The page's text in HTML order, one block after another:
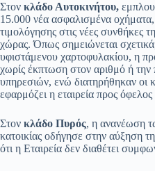
Στον κλάδο Αυτοκινήτου,
15.000 νέα ασφαλισμένα
τιμολόγησης στις νέες συνθήκες
χώρας. Όπως σημειώνεται
υφιστάμενου χαρτοφυλακίου, η
χωρίς έκπτωση στον αριθμό ή
υπηρεσιών, ενώ διατηρήθηκαν οι
εφαρμόζει η εταιρεία προς
Στον κλάδο Πυρός, η ανανέωση
κατοικίας οδήγησε στην αύξηση
ότι η Εταιρεία δεν διαθέτει